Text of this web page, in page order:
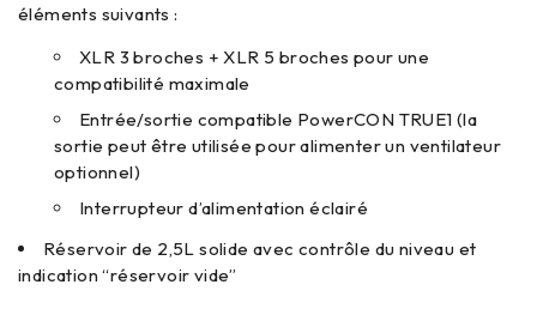
éléments suivants :
XLR 3 broches + XLR 5 broches pour une
compatibilité maximale
Entrée/sortie compatible PowerCON TRUE1 (la
sortie peut être utilisée pour alimenter un ventilateur
optionnel)
Interrupteur d’alimentation éclairé
Réservoir de 2,5L solide avec contrôle du niveau et
indication “réservoir vide”